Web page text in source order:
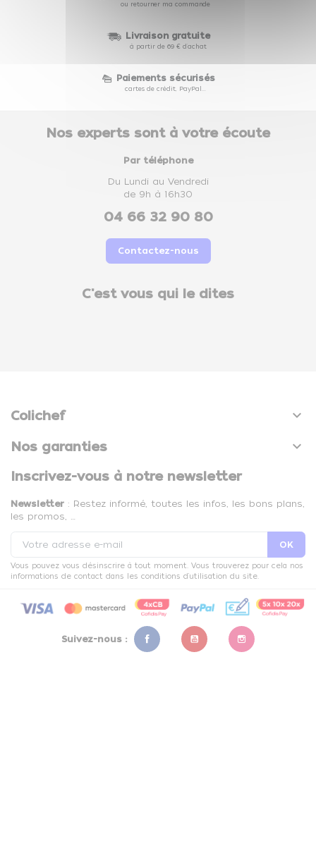
ou retourner ma commande
Livraison gratuite
à partir de 69 € d'achat
Paiements sécurisés
cartes de crédit, PayPal...
Nos experts sont à votre écoute
Par téléphone
Du Lundi au Vendredi
de 9h à 16h30
04 66 32 90 80
Contactez-nous
C'est vous qui le dites
Colichef 
Nos garanties 
Inscrivez-vous à notre newsletter
Newsletter : Restez informé, toutes les infos, les bons plans,
les promos, …
Vous pouvez vous désinscrire à tout moment. Vous trouverez pour cela nos
informations de contact dans les conditions d'utilisation du site.
Suivez-nous :
FacebookYouTubeInstagram